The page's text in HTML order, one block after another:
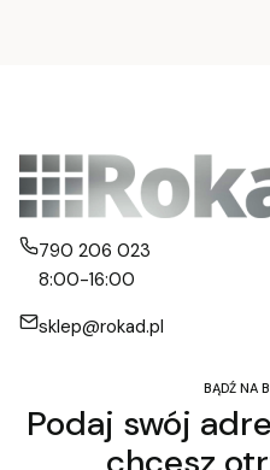
790 206 023
8:00-16:00
sklep@rokad.pl
BĄDŹ NA
Podaj swój